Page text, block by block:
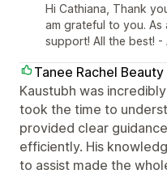
Hi Cathiana, Thank
am grateful to you.
support! All the best! -
Tanee Rachel Beauty
Kaustubh was
took the time to
provided clear
efficiently. His
to assist made the